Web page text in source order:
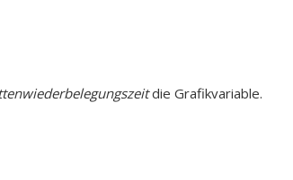
die Grafikvariable.